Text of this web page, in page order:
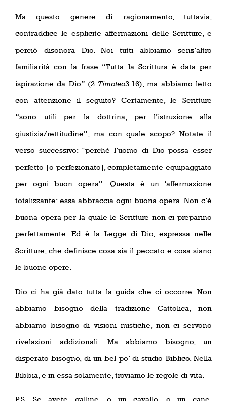
Ma questo genere di ragionamento, tuttavia,
contraddice le esplicite affermazioni delle Scritture, e
perciò disonora Dio. Noi tutti abbiamo senz’altro
familiarità con la frase “Tutta la Scrittura è data per
ispirazione da Dio” (2 Timoteo3:16), ma abbiamo letto
con attenzione il seguito? Certamente, le Scritture
“sono utili per la dottrina, per l’istruzione alla
giustizia/rettitudine”, ma con quale scopo? Notate il
verso successivo: “perché l’uomo di Dio possa esser
perfetto [o perfezionato], completamente equipaggiato
per ogni buon opera”. Questa è un ‘affermazione
totalizzante: essa abbraccia ogni buona opera. Non c’è
buona opera per la quale le Scritture non ci preparino
perfettamente. Ed è la Legge di Dio, espressa nelle
Scritture, che definisce cosa sia il peccato e cosa siano
le buone opere.
Dio ci ha già dato tutta la guida che ci occorre. Non
abbiamo bisogno della tradizione Cattolica, non
abbiamo bisogno di visioni mistiche, non ci servono
rivelazioni addizionali. Ma abbiamo bisogno, un
disperato bisogno, di un bel po’ di studio Biblico. Nella
Bibbia, e in essa solamente, troviamo le regole di vita.
P.S. Se avete galline, o un cavallo, o un cane,